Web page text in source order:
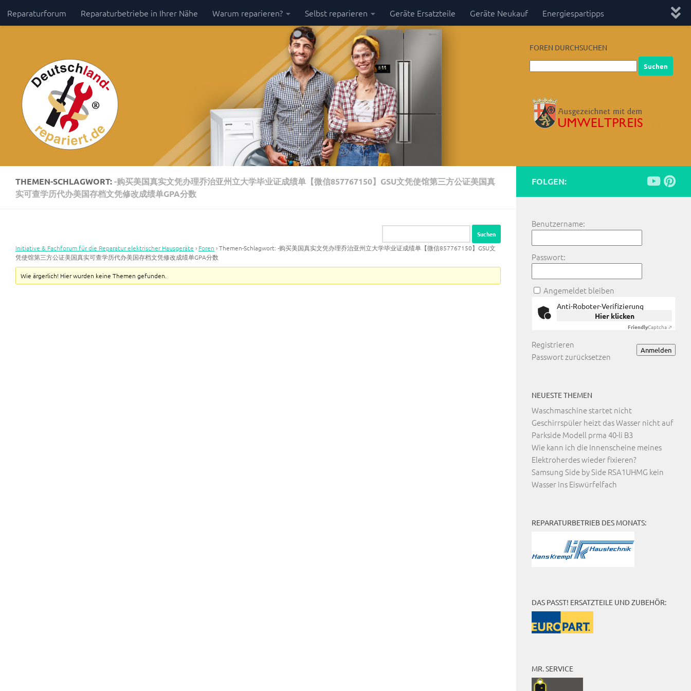
Zum Inhalt springen
Reparaturforum Reparaturbetriebe in Ihrer Nähe Warum reparieren? Selbst reparieren Geräte Ersatzteile Geräte Neukauf Energiespartipps
FOREN DURCHSUCHEN
THEMEN-SCHLAGWORT:-购买美国真实文凭办理乔治亚州立大学毕业证成绩单【微信857767150】GSU文凭使馆第三方公证美国真
实可查学历代办美国存档文凭修改成绩单GPA分数
Initiative & Fachforum für die Reparatur elektrischer Hausgeräte › Foren ›Themen-Schlagwort: -购买美国真实文凭办理乔治亚州立大学毕业证成绩单【微信857767150】GSU文
凭使馆第三方公证美国真实可查学历代办美国存档文凭修改成绩单GPA分数
Wie ärgerlich! Hier wurden keine Themen gefunden.
FOLGEN:
Benutzername:
Passwort:
Angemeldet bleiben
Anti-Roboter-Verifizierung
Hier klicken
FriendlyCaptcha ⇗
Anmelden
Registrieren
Passwort zurücksetzen
NEUESTE THEMEN
Waschmaschine startet nicht
Geschirrspüler heizt das Wasser nicht auf
Parkside Modell prma 40-li B3
Wie kann ich die Innenscheine meines
Elektroherdes wieder fixieren?
Samsung Side by Side RSA1UHMG kein
Wasser ins Eiswürfelfach
REPARATURBETRIEB DES MONATS:
DAS PASST! ERSATZTEILE UND ZUBEHÖR:
MR. SERVICE